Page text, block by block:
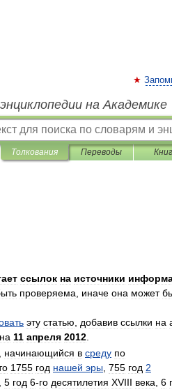
на Академике
Толкования Переводы
ссылок на источники
проверяема иначе она может
эту статью добавив ссылки на
11 апреля 2012
начинающийся в среду по
1755 год нашей эры 755 год 2
5 год 6-го десятилетия XVIII века 6